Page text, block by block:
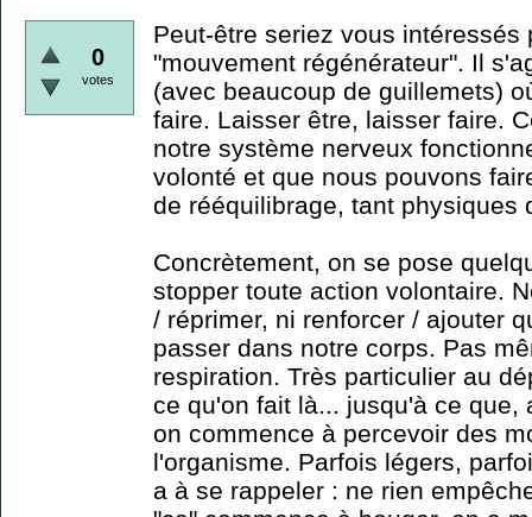
0
votes
Peut-être seriez vous intéressés
"mouvement régénérateur". Il
(avec beaucoup de guillemets)
faire. Laisser être, laisser faire.
notre système nerveux
volonté et que nous pouvons
de rééquilibrage, tant physiques
Concrètement, on se pose
stopper toute action volontaire.
/ réprimer, ni renforcer / ajouter
passer dans notre corps. Pas
respiration. Très particulier au
ce qu'on fait là... jusqu'à ce que,
on commence à percevoir des
l'organisme. Parfois légers,
a à se rappeler : ne rien